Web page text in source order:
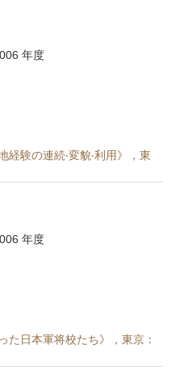
年度
経験の連続‧変貌‧利用》，東
年度
た日本軍将校たち》，東京：